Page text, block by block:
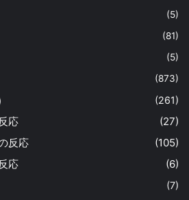
(5)
(81)
(5)
(873)
(261)
応
(27)
反応
(105)
応
(6)
(7)